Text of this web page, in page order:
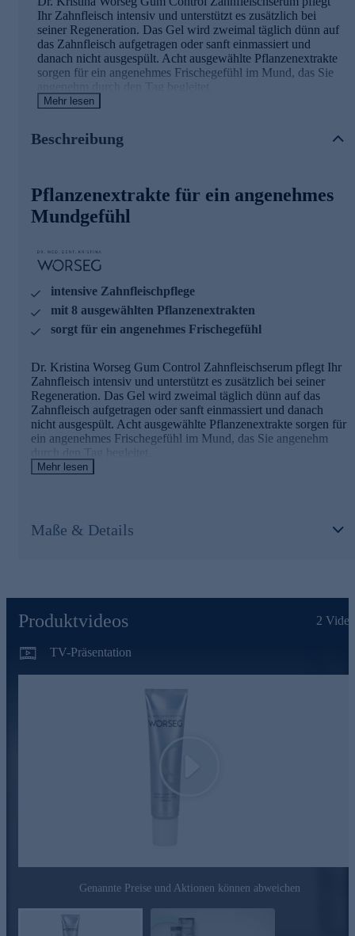
Ihr Zahnfleisch intensiv und unterstützt es zusätzlich bei
seiner Regeneration. Das Gel wird zweimal täglich dünn auf
das Zahnfleisch aufgetragen oder sanft einmassiert und
danach nicht ausgespült. Acht ausgewählte Pflanzenextrakte
sorgen für ein angenehmes Frischegefühl im Mund, das Sie
angenehm durch den Tag begleitet.
Überblick
Zahnfleischreizungen
Intensive Zahnfleischpflege mit acht ausgewählten
Pflanzenextrakten, Hyaluronsäure, Panthenol, Vitamin E
Sorgt für ein angenehmes Frischegefühl
warten, bevor Sie essen oder trinken.
Jetzt online bestellen und das frische Gefühl im Mund
genießen.
Mehr lesen
Beschreibung
Pflanzenextrakte für ein angenehmes
Mundgefühl
intensive Zahnfleischpflege
mit 8 ausgewählten Pflanzenextrakten
sorgt für ein angenehmes Frischegefühl
Dr. Kristina Worseg Gum Control Zahnfleischserum pflegt Ihr
Zahnfleisch intensiv und unterstützt es zusätzlich bei seiner
Regeneration. Das Gel wird zweimal täglich dünn auf das
Zahnfleisch aufgetragen oder sanft einmassiert und danach
nicht ausgespült. Acht ausgewählte Pflanzenextrakte sorgen für
ein angenehmes Frischegefühl im Mund, das Sie angenehm
durch den Tag begleitet.
Mit Zinkchlorid (INCI: Zinc Chloride)
Sorgt für ein angenehmes Frischegefühl
Hinweis: Nach dem Auftragen mindestens 5 Minuten
Jetzt online bestellen und das frische Gefühl im Mund
Mehr lesen
Maße & Details
Produktvideos 2
TV-Präsentation
Genannte Preise und Aktionen können abweichen